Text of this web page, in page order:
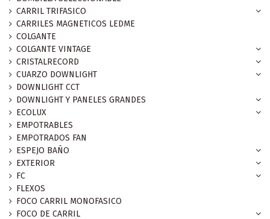
CARRIL TRIFASICO
CARRILES MAGNETICOS LEDME
COLGANTE
COLGANTE VINTAGE
CRISTALRECORD
CUARZO DOWNLIGHT
DOWNLIGHT CCT
DOWNLIGHT Y PANELES GRANDES
ECOLUX
EMPOTRABLES
EMPOTRADOS FAN
ESPEJO BAÑO
EXTERIOR
FC
FLEXOS
FOCO CARRIL MONOFASICO
FOCO DE CARRIL